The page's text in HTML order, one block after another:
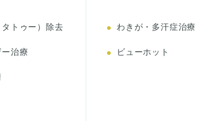
トゥー）除去
ー治療
わきが・多汗症治療
ビューホット